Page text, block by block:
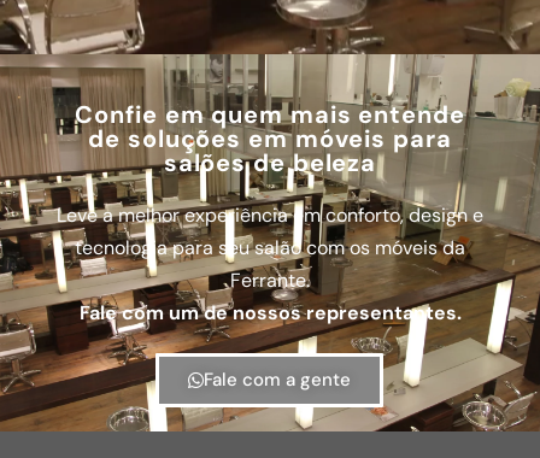
Confie em quem mais entende
de soluções em móveis para
salões de beleza
Leve a melhor experiência em conforto, design e
tecnologia para seu salão com os móveis da
Ferrante.
Fale com um de nossos representantes.
Fale com a gente